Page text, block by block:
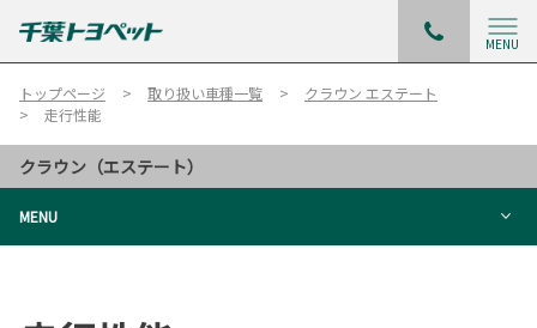
MENU
トップページ 取り扱い車種一覧
クラウン エステート
走行性能
クラウン（エステート）
MENU